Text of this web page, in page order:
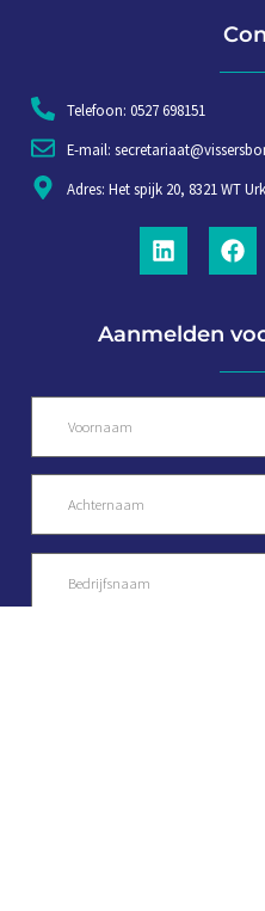
Telefoon: 0527 698151
E-mail:
Adres: Het spijk 20, 8321 WT Urk
Aanmelden